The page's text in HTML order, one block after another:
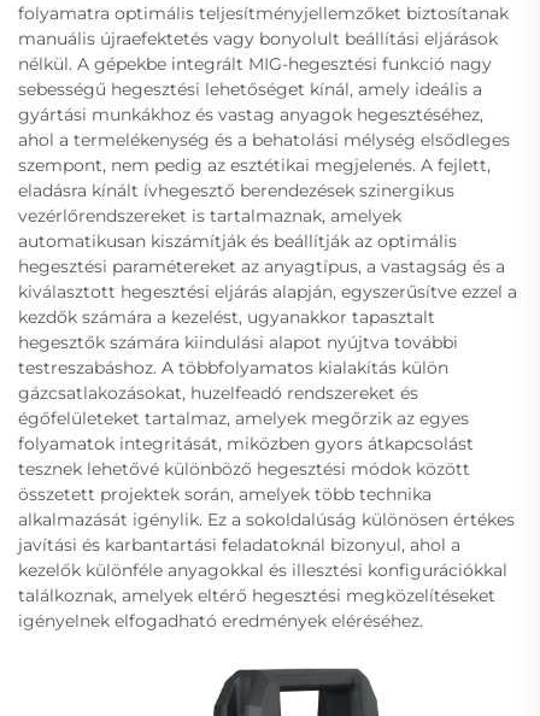
folyamatra optimális teljesítményjellemzőket biztosítanak
manuális újraefektetés vagy bonyolult beállítási eljárások
nélkül. A gépekbe integrált MIG-hegesztési funkció nagy
sebességű hegesztési lehetőséget kínál, amely ideális a
gyártási munkákhoz és vastag anyagok hegesztéséhez,
ahol a termelékenység és a behatolási mélység elsődleges
szempont, nem pedig az esztétikai megjelenés. A fejlett,
eladásra kínált ívhegesztő berendezések szinergikus
vezérlőrendszereket is tartalmaznak, amelyek
automatikusan kiszámítják és beállítják az optimális
hegesztési paramétereket az anyagtípus, a vastagság és a
kiválasztott hegesztési eljárás alapján, egyszerűsítve ezzel a
kezdők számára a kezelést, ugyanakkor tapasztalt
hegesztők számára kiindulási alapot nyújtva további
testreszabáshoz. A többfolyamatos kialakítás külön
gázcsatlakozásokat, huzelfeadó rendszereket és
égőfelületeket tartalmaz, amelyek megőrzik az egyes
folyamatok integritását, miközben gyors átkapcsolást
tesznek lehetővé különböző hegesztési módok között
összetett projektek során, amelyek több technika
alkalmazását igénylik. Ez a sokoldalúság különösen értékes
javítási és karbantartási feladatoknál bizonyul, ahol a
kezelők különféle anyagokkal és illesztési konfigurációkkal
találkoznak, amelyek eltérő hegesztési megközelítéseket
igényelnek elfogadható eredmények eléréséhez.